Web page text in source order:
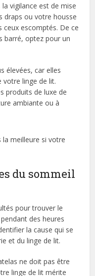
vigilance est de mise
draps ou votre housse
ceux escomptés. De ce
barré, optez pour un
élevées, car elles
votre linge de lit.
produits de luxe de
ambiante ou à
meilleure si votre
du sommeil
pour trouver le
des heures
la cause qui se
et du linge de lit.
ne doit pas être
linge de lit mérite